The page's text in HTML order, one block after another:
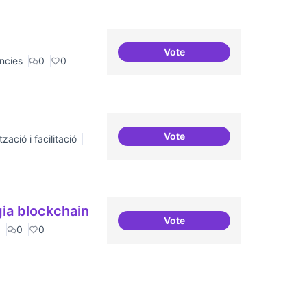
0 0
Vote20 projectes residents
i facilitació
VoteILP Drets Digitals
blockchain
0 0
VoteImplementacions de